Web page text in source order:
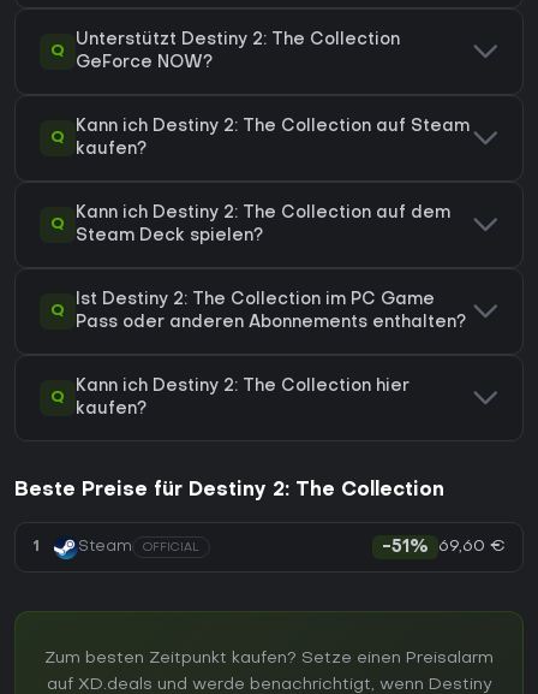
Q
Unterstützt Destiny 2: The Collection
GeForce NOW?
Q
Kann ich Destiny 2: The Collection auf Steam
kaufen?
Q
Kann ich Destiny 2: The Collection auf dem
Steam Deck spielen?
Q
Ist Destiny 2: The Collection im PC Game
Pass oder anderen Abonnements enthalten?
Q
Kann ich Destiny 2: The Collection hier
kaufen?
Beste Preise für Destiny 2: The Collection
1 Steam OFFICIAL -51% 69,60 €
Zum besten Zeitpunkt kaufen? Setze einen Preisalarm
auf XD.deals und werde benachrichtigt, wenn Destiny